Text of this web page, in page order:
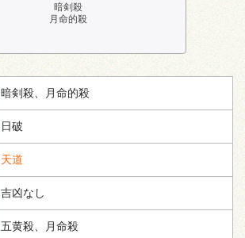
暗剣殺
月命的殺
暗剣殺、月命的殺
日破
天道
吉凶なし
五黄殺、月命殺